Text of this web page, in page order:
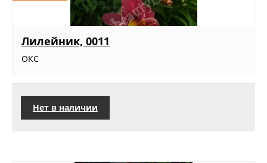
Лилейник, 0011
ОКС
Нет в наличии